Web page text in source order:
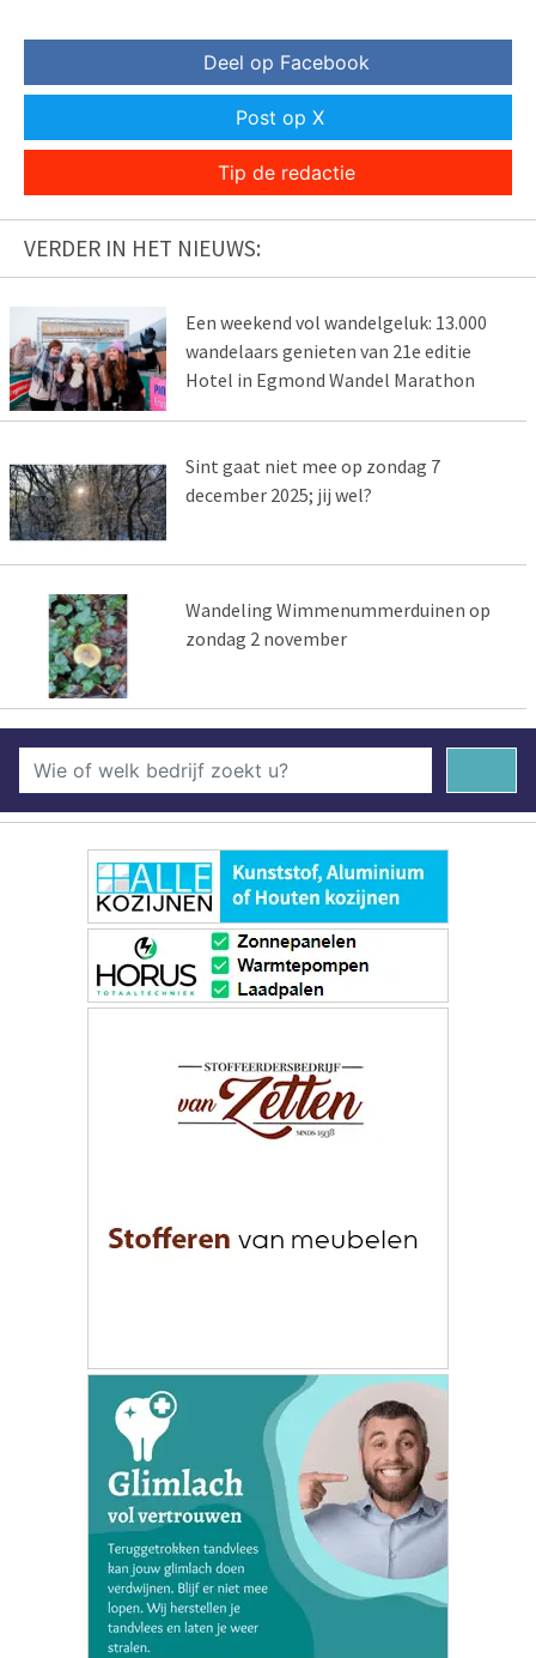
Deel op Facebook
Post op X
Tip de redactie
VERDER IN HET NIEUWS:
Een weekend vol wandelgeluk: 13.000
wandelaars genieten van 21e editie
Hotel in Egmond Wandel Marathon
Sint gaat niet mee op zondag 7
december 2025; jij wel?
Wandeling Wimmenummerduinen op
zondag 2 november